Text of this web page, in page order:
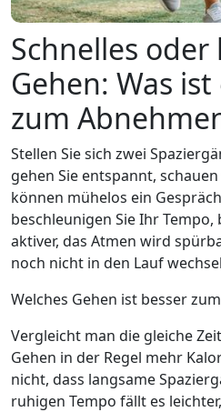
Schnelles oder
Gehen: Was
zum
Stellen Sie sich zwei
gehen Sie entspannt,
können mühelos ein
beschleunigen Sie Ihr
aktiver, das Atmen wird
noch nicht in den Lauf
Welches Gehen ist besser
Vergleicht man die gleiche
Gehen in der Regel mehr
nicht, dass langsame
ruhigen Tempo fällt es